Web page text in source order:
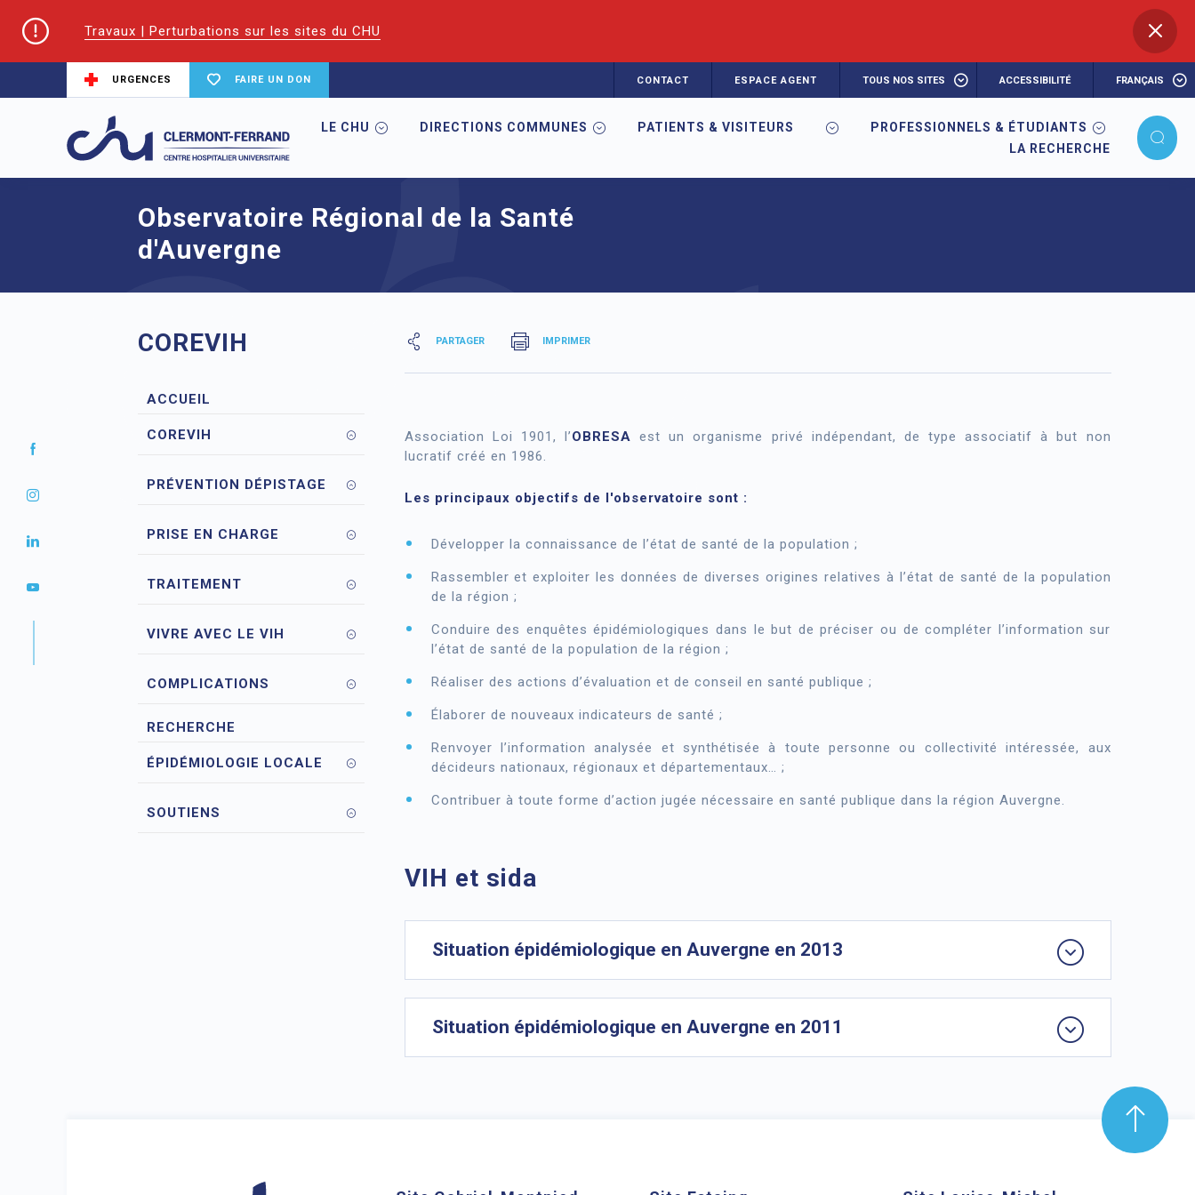
Travaux | Perturbations sur les sites du CHU
URGENCES FAIRE UN DON CONTACT ESPACE AGENT TOUS NOS SITES ACCESSIBILITÉ FRANÇAIS
LE CHU DIRECTIONS COMMUNES PATIENTS & VISITEURS
PROFESSIONNELS & ÉTUDIANTS
LA RECHERCHE
Accueil CoReSS Auvergne Loire Observatoire Régional de la Santé d'Auvergne
Observatoire Régional de la Santé
d'Auvergne
COREVIH
ACCUEIL
COREVIH
PRÉVENTION DÉPISTAGE
PRISE EN CHARGE
TRAITEMENT
VIVRE AVEC LE VIH
COMPLICATIONS
RECHERCHE
ÉPIDÉMIOLOGIE LOCALE
SOUTIENS
PARTAGER IMPRIMER
Association Loi 1901, l’OBRESA est un organisme privé indépendant, de type associatif à but non
lucratif créé en 1986.
Les principaux objectifs de l'observatoire sont :
Développer la connaissance de l’état de santé de la population ;
Rassembler et exploiter les données de diverses origines relatives à l’état de santé de la population
de la région ;
Conduire des enquêtes épidémiologiques dans le but de préciser ou de compléter l’information sur
l’état de santé de la population de la région ;
Réaliser des actions d’évaluation et de conseil en santé publique ;
Élaborer de nouveaux indicateurs de santé ;
Renvoyer l’information analysée et synthétisée à toute personne ou collectivité intéressée, aux
décideurs nationaux, régionaux et départementaux… ;
Contribuer à toute forme d’action jugée nécessaire en santé publique dans la région Auvergne.
VIH et sida
Situation épidémiologique en Auvergne en 2013
Situation épidémiologique en Auvergne en 2011